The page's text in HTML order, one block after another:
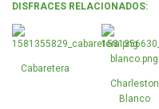
DISFRACES RELACIONADOS:
Cabaretera
Charleston
Blanco